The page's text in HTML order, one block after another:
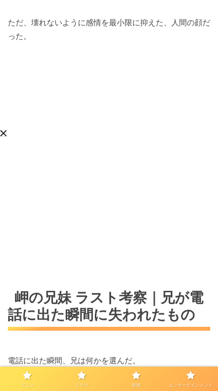
ただ、壊れないように感情を最小限に抑えた、人間の顔だ
った。
岬の兄妹 ラスト考察｜兄が電
話に出た瞬間に失われたもの
電話に出た瞬間、兄は何かを選んだ。
そう言いたくなる。
アニメ ドラマ 映画 エンターテインメント